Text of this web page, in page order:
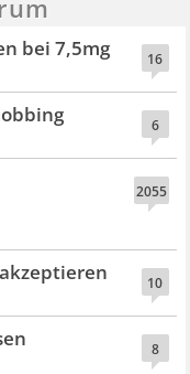
16
bei 7,5mg
6
2055
10
8